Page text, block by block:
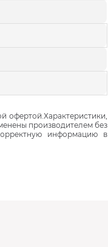
офертой.Характеристики,
производителем без
информацию в